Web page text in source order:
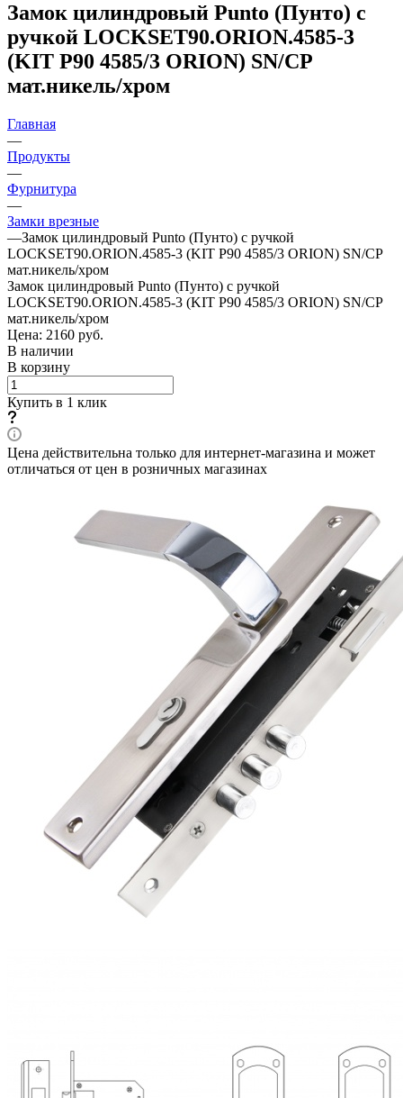
Замок цилиндровый Punto (Пунто) с
ручкой LOCKSET90.ORION.4585-3
(KIT P90 4585/3 ORION) SN/CP
мат.никель/хром
Главная
—
Продукты
—
Фурнитура
—
Замки врезные
—Замок цилиндровый Punto (Пунто) с ручкой
LOCKSET90.ORION.4585-3 (KIT P90 4585/3 ORION) SN/CP
мат.никель/хром
Замок цилиндровый Punto (Пунто) с ручкой
LOCKSET90.ORION.4585-3 (KIT P90 4585/3 ORION) SN/CP
мат.никель/хром
Цена: 2160 руб.
В наличии
В корзину
Купить в 1 клик
Цена действительна только для интернет-магазина и может
отличаться от цен в розничных магазинах